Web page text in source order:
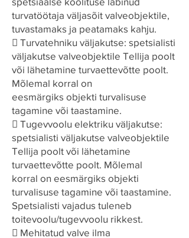
turvatöötaja väljasõit valveobjektile,
tuvastamaks ja peatamaks kahju.
 Turvatehniku väljakutse: spetsialisti
väljakutse valveobjektile Tellija poolt
või lähetamine turvaettevõtte poolt.
Mõlemal korral on
eesmärgiks objekti turvalisuse
tagamine või taastamine.
 Tugevvoolu elektriku väljakutse:
spetsialisti väljakutse valveobjektile
Tellija poolt või lähetamine
turvaettevõtte poolt. Mõlemal
korral on eesmärgiks objekti
turvalisuse tagamine või taastamine.
Spetsialisti vajadus tuleneb
toitevoolu/tugevvoolu rikkest.
 Mehitatud valve ilma